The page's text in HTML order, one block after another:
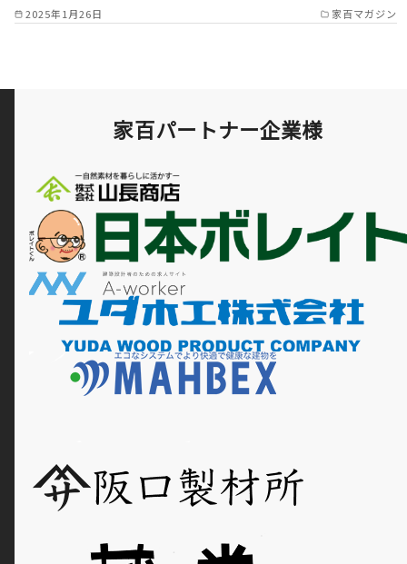
2025年1月26日 家百マガジン
家百パートナー企業様